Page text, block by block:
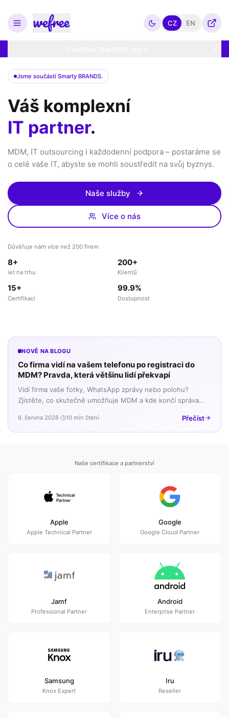
CZ EN
Jsme součástí Smarty BRANDS.
Váš komplexní
IT partner.
MDM, IT outsourcing i každodenní podpora – postaráme se
o celé vaše IT, abyste se mohli soustředit na svůj byznys.
Naše služby
Více o nás
Důvěřuje nám více než 200 firem
8+
let na trhu
200+
Klientů
15+
Certifikací
99.9%
Dostupnost
NOVĚ NA BLOGU
Co firma vidí na vašem telefonu po registraci do
MDM? Pravda, která většinu lidí překvapí
Vidí firma vaše fotky, WhatsApp zprávy nebo polohu?
Zjistěte, co skutečně umožňuje MDM a kde končí správa
9. června 2026· 10 min čtení Přečíst
Naše certifikace a partnerství
Apple
Apple Technical Partner
Google
Google Cloud Partner
Jamf
Professional Partner
Android
Enterprise Partner
Samsung
Knox Expert
Iru
Reseller